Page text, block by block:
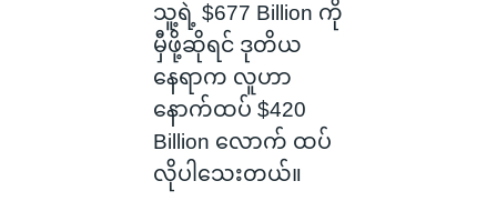
သူ့ရဲ့ $677 Billion ကို
မှီဖို့ဆိုရင် ဒုတိယ
နေရာက လူဟာ
နောက်ထပ် $420
Billion လောက် ထပ်
လိုပါသေးတယ်။